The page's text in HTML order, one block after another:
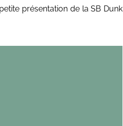
présentation de la SB Dunk